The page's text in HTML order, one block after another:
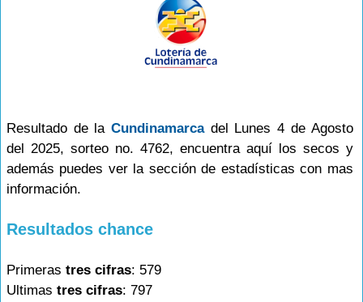
Resultado de laCundinamarcadel Lunes 4 de Agosto
del 2025, sorteo no. 4762, encuentra aquí los secos y
además puedes ver la sección de estadísticas con mas
información.
Resultados chance
Primeras tres cifras: 579
Ultimas tres cifras: 797